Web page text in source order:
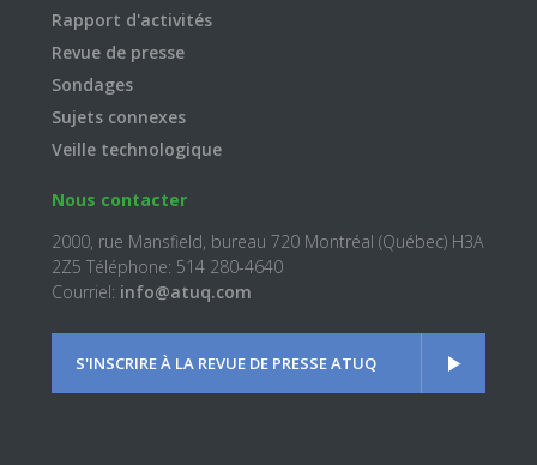
Rapport d'activités
Revue de presse
Sondages
Sujets connexes
Veille technologique
Nous contacter
2000, rue Mansfield, bureau 720 Montréal (Québec) H3A
2Z5 Téléphone: 514 280-4640
Courriel: info@atuq.com
S'INSCRIRE À LA REVUE DE PRESSE ATUQ